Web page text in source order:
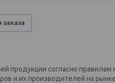
продукции согласно
и их производителей на